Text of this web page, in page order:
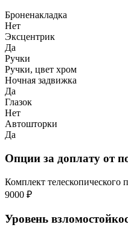
Броненакладка
Нет
Эксцентрик
Да
Ручки
Ручки, цвет хром
Ночная задвижка
Да
Глазок
Нет
Автошторки
Да
Опции за доплату от
Комплект телескопического
9000 ₽
Уровень